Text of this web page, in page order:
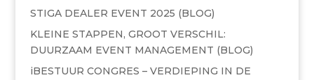
STIGA DEALER EVENT 2025 (BLOG)
KLEINE STAPPEN, GROOT VERSCHIL:
DUURZAAM EVENT MANAGEMENT (BLOG)
iBESTUUR CONGRES – VERDIEPING IN DE